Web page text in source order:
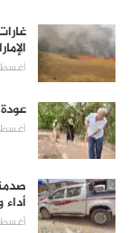
أغسطس
أغسطس
أغسطس